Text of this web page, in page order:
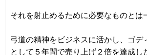
それを射止めるために必要なものとは
弓道の精神をビジネスに活かし、ゴデ
として５年間で売り上げ２倍を達成し